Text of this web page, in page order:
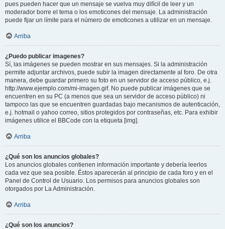
pues pueden hacer que un mensaje se vuelva muy difícil de leer y un
moderador borre el tema o los emoticones del mensaje. La administración
puede fijar un límite para el número de emoticones a utilizar en un mensaje.
Arriba
¿Puedo publicar imagenes?
Sí, las imágenes se pueden mostrar en sus mensajes. Si la administración
permite adjuntar archivos, puede subir la imagen directamente al foro. De otra
manera, debe guardar primero su foto en un servidor de acceso público, e.j.
http://www.ejemplo.com/mi-imagen.gif. No puede publicar imágenes que se
encuentren en su PC (a menos que sea un servidor de acceso público) ni
tampoco las que se encuentren guardadas bajo mecanismos de autenticación,
e.j. hotmail o yahoo correo, sitios protegidos por contraseñas, etc. Para exhibir
imágenes utilice el BBCode con la etiqueta [img].
Arriba
¿Qué son los anuncios globales?
Los anuncios globales contienen información importante y debería leerlos
cada vez que sea posible. Éstos aparecerán al principio de cada foro y en el
Panel de Control de Usuario. Los permisos para anuncios globales son
otorgados por La Administración.
Arriba
¿Qué son los anuncios?